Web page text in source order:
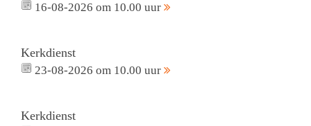
16-08-2026 om 10.00 uur
Kerkdienst
23-08-2026 om 10.00 uur
Kerkdienst